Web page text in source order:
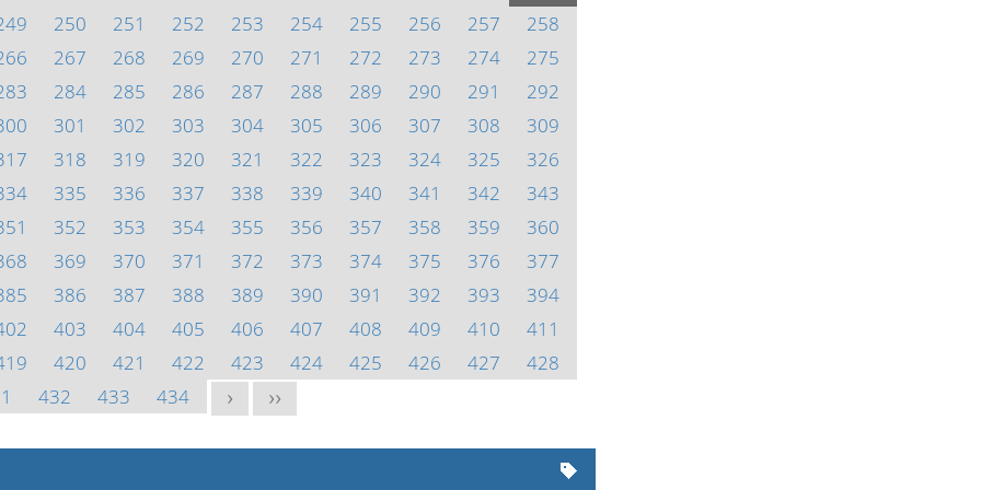
250 251 252 253 254 255 256 257
258
267 268 269 270 271 272 273 274
275
284 285 286 287 288 289 290 291
292
301 302 303 304 305 306 307 308
309
318 319 320 321 322 323 324 325
326
335 336 337 338 339 340 341 342
343
352 353 354 355 356 357 358 359
360
369 370 371 372 373 374 375 376
377
386 387 388 389 390 391 392 393
394
403 404 405 406 407 408 409 410
411
420 421 422 423 424 425 426 427
428
432 433 434 > >>